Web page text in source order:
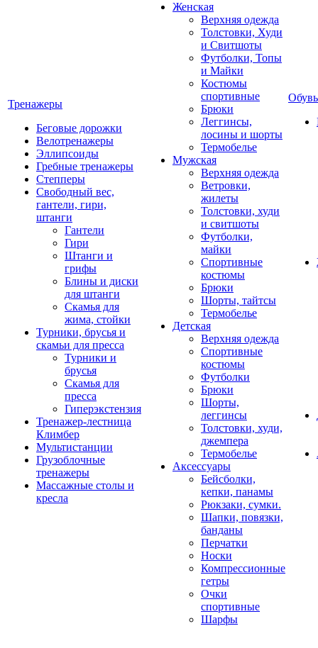
Тренажеры
Беговые дорожки
Велотренажеры
Эллипсоиды
Гребные тренажеры
Степперы
Свободный вес,
гантели, гири,
штанги
Гантели
Гири
Штанги и
грифы
Блины и диски
для штанги
Скамья для
жима, стойки
Турники, брусья и
скамьи для пресса
Турники и
брусья
Скамья для
пресса
Гиперэкстензия
Тренажер-лестница
Климбер
Мультистанции
Грузоблочные
тренажеры
Массажные столы и
кресла
Женская
Верхняя одежда
Толстовки, Худи
и Свитшоты
Футболки, Топы
и Майки
Костюмы
спортивные
Брюки
Леггинсы,
лосины и шорты
Термобелье
Мужская
Верхняя одежда
Ветровки,
жилеты
Толстовки, худи
и свитшоты
Футболки,
майки
Спортивные
костюмы
Брюки
Шорты, тайтсы
Термобелье
Детская
Верхняя одежда
Спортивные
костюмы
Футболки
Брюки
Шорты,
леггинсы
Толстовки, худи,
джемпера
Термобелье
Аксессуары
Бейсболки,
кепки, панамы
Рюкзаки, сумки.
Шапки, повязки,
банданы
Перчатки
Носки
Компрессионные
гетры
Очки
спортивные
Шарфы
Обувь